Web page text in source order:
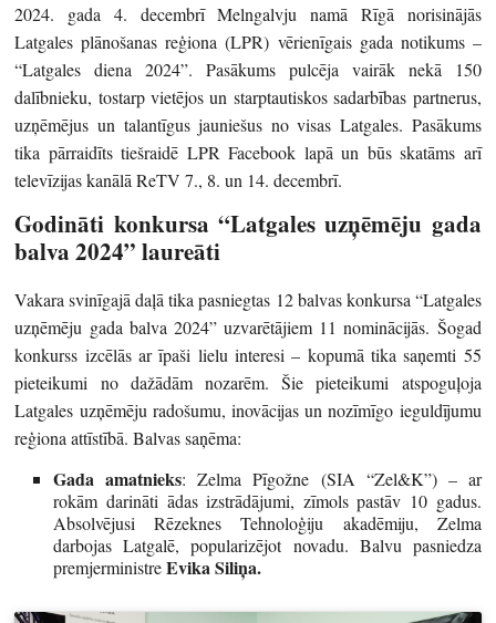
2024. gada 4. decembrī Melngalvju namā Rīgā norisinājās
Latgales plānošanas reģiona (LPR) vērienīgais gada notikums –
“Latgales diena 2024”. Pasākums pulcēja vairāk nekā 150
dalībnieku, tostarp vietējos un starptautiskos sadarbības partnerus,
uzņēmējus un talantīgus jauniešus no visas Latgales. Pasākums
tika pārraidīts tiešraidē LPR Facebook lapā un būs skatāms arī
televīzijas kanālā ReTV 7., 8. un 14. decembrī.
Godināti konkursa “Latgales uzņēmēju gada
balva 2024” laureāti
Vakara svinīgajā daļā tika pasniegtas 12 balvas konkursa “Latgales
uzņēmēju gada balva 2024” uzvarētājiem 11 nominācijās. Šogad
konkurss izcēlās ar īpaši lielu interesi – kopumā tika saņemti 55
pieteikumi no dažādām nozarēm. Šie pieteikumi atspoguļoja
Latgales uzņēmēju radošumu, inovācijas un nozīmīgo ieguldījumu
reģiona attīstībā. Balvas saņēma:
Gada amatnieks: Zelma Pīgožne (SIA “Zel&K”) – ar
rokām darināti ādas izstrādājumi, zīmols pastāv 10 gadus.
Absolvējusi Rēzeknes Tehnoloģiju akadēmiju, Zelma
darbojas Latgalē, popularizējot novadu. Balvu pasniedza
premjerministreEvika Siliņa.